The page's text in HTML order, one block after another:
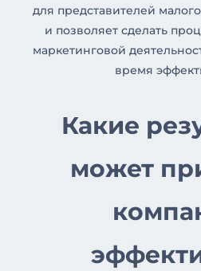
для представителей
и позволяет сделать
маркетинговой
время
Какие
может